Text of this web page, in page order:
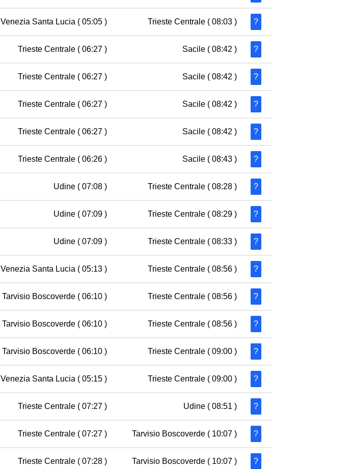
Venezia Santa Lucia ( 05:05 ) Trieste Centrale ( 08:03 ) ?
Trieste Centrale ( 06:27 ) Sacile ( 08:42 ) ?
Trieste Centrale ( 06:27 ) Sacile ( 08:42 ) ?
Trieste Centrale ( 06:27 ) Sacile ( 08:42 ) ?
Trieste Centrale ( 06:27 ) Sacile ( 08:42 ) ?
Trieste Centrale ( 06:26 ) Sacile ( 08:43 ) ?
Udine ( 07:08 ) Trieste Centrale ( 08:28 ) ?
Udine ( 07:09 ) Trieste Centrale ( 08:29 ) ?
Udine ( 07:09 ) Trieste Centrale ( 08:33 ) ?
Venezia Santa Lucia ( 05:13 ) Trieste Centrale ( 08:56 ) ?
Tarvisio Boscoverde ( 06:10 ) Trieste Centrale ( 08:56 ) ?
Tarvisio Boscoverde ( 06:10 ) Trieste Centrale ( 08:56 ) ?
Tarvisio Boscoverde ( 06:10 ) Trieste Centrale ( 09:00 ) ?
Venezia Santa Lucia ( 05:15 ) Trieste Centrale ( 09:00 ) ?
Trieste Centrale ( 07:27 ) Udine ( 08:51 ) ?
Trieste Centrale ( 07:27 ) Tarvisio Boscoverde ( 10:07 ) ?
Trieste Centrale ( 07:28 ) Tarvisio Boscoverde ( 10:07 ) ?